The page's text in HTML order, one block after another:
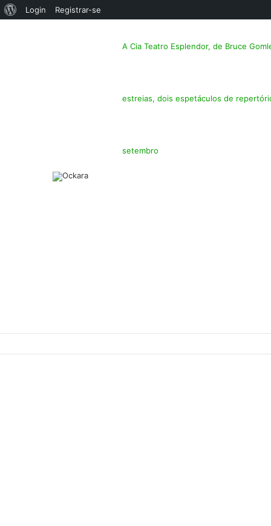
Sobre
Login Registrar-se
A Cia Teatro Esplendor, de Bruce
estreias, dois espetáculos de
setembro